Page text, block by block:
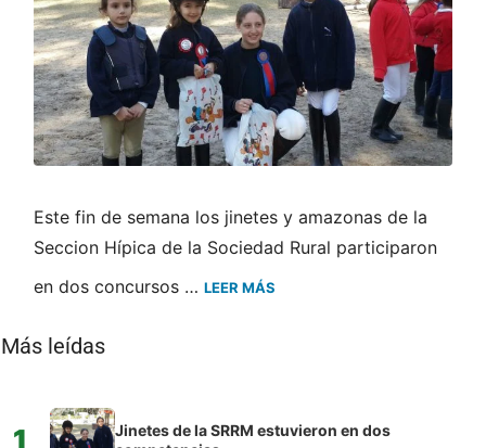
Este fin de semana los jinetes y amazonas de la
Seccion Hípica de la Sociedad Rural participaron
en dos concursos … LEER MÁS
Más leídas
1
Jinetes de la SRRM estuvieron en dos